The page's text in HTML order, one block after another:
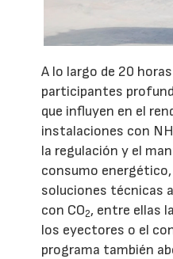
A lo largo de 20
participantes
que influyen en el
instalaciones con
la regulación y el
consumo
soluciones técnicas
con CO2, entre ellas
los eyectores o el
programa también